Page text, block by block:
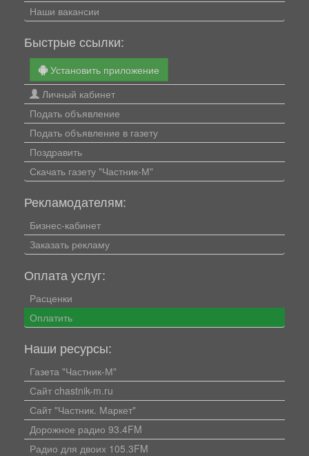
Наши вакансии
Быстрые ссылки:
Установить приложение
Личный кабинет
Подать объявление
Подать объявление в газету
Поздравить
Скачать газету "Частник-М"
Рекламодателям:
Бизнес-кабинет
Заказать рекламу
Оплата услуг:
Расценки
Оплатить
Наши ресурсы:
Газета "Частник-М"
Сайт chastnik-m.ru
Сайт "Частник. Маркет"
Дорожное радио 93.4FM
Радио для двоих 105.3FM